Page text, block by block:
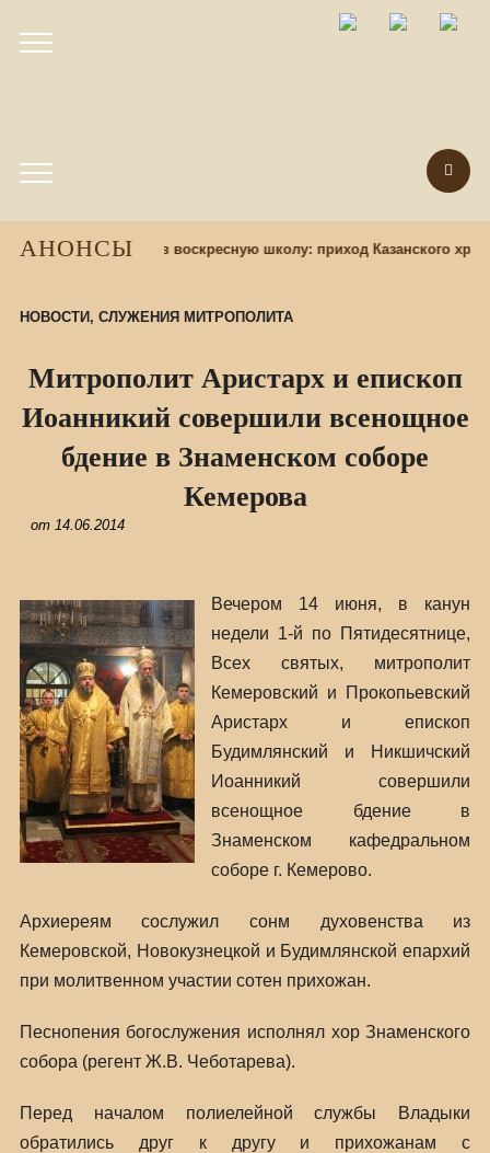
АНОНСЫ
Набор учащихся в воскресную школу: приход Казанского
НОВОСТИ , СЛУЖЕНИЯ МИТРОПОЛИТА
Митрополит Аристарх и епископ
Иоанникий совершили всенощное
бдение в Знаменском соборе
Кемерова
от 14.06.2014
Вечером 14 июня, в канун
недели 1-й по Пятидесятнице,
Всех святых, митрополит
Кемеровский и Прокопьевский
Аристарх и епископ
Будимлянский и Никшичский
Иоанникий совершили
всенощное бдение в
Знаменском кафедральном
соборе г. Кемерово.
Архиереям сослужил сонм духовенства из
Кемеровской, Новокузнецкой и Будимлянской епархий
при молитвенном участии сотен прихожан.
Песнопения богослужения исполнял хор Знаменского
собора (регент Ж.В. Чеботарева).
Перед началом полиелейной службы Владыки
обратились друг к другу и прихожанам с